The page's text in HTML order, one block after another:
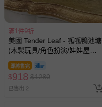
滿1件9折
美國 Tender Leaf - 呱呱鴨池塘
(木製玩具/角色扮演/娃娃屋配
件)
即將售完
$918 $1280
已售出 2